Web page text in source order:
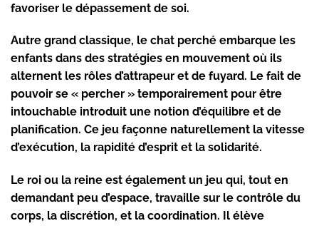
favoriser le dépassement de soi.
Autre grand classique, le chat perché embarque les
enfants dans des stratégies en mouvement où ils
alternent les rôles d’attrapeur et de fuyard. Le fait de
pouvoir se « percher » temporairement pour être
intouchable introduit une notion d’équilibre et de
planification. Ce jeu façonne naturellement la vitesse
d’exécution, la rapidité d’esprit et la solidarité.
Le roi ou la reine est également un jeu qui, tout en
demandant peu d’espace, travaille sur le contrôle du
corps, la discrétion, et la coordination. Il élève